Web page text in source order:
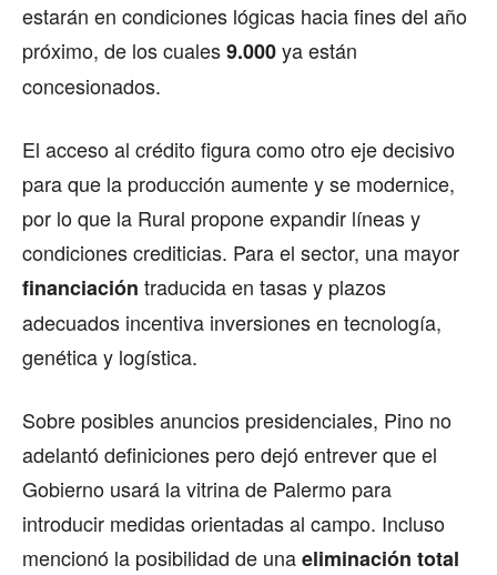
estarán en condiciones lógicas hacia fines del año
próximo, de los cuales9.000ya están
concesionados.
El acceso al crédito figura como otro eje decisivo
para que la producción aumente y se modernice,
por lo que la Rural propone expandir líneas y
condiciones crediticias. Para el sector, una mayor
financiación traducida en tasas y plazos
adecuados incentiva inversiones en tecnología,
genética y logística.
Sobre posibles anuncios presidenciales, Pino no
adelantó definiciones pero dejó entrever que el
Gobierno usará la vitrina de Palermo para
introducir medidas orientadas al campo. Incluso
mencionó la posibilidad de unaeliminación total